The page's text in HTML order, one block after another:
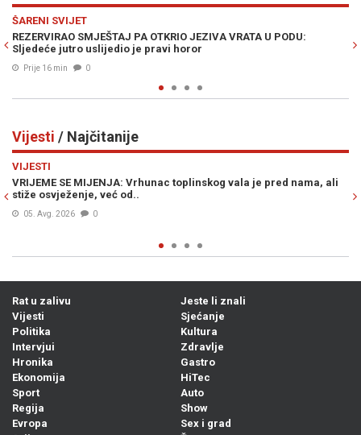
SVIJET
IZRAELSKI AKTIVISTI OPKOLILI SMOTRICHEVU
u crveno i optužili ga za nasilje nad Palestincima
Prije 26 min
Previous
Vijesti / Najčitanije
nama, ali
ŠOKANTNE INFORMACIJE OSA-e: U BiH se nalaze dvije
plaćenih UBICA, čekaju naredbe od...
05. Avg. 2026
Rat u zalivu
Vijesti
Politika
Intervjui
Hronika
Ekonomija
Sport
Regija
Evropa
Jeste li znali
Sjećanje
Kultura
Zdravlje
Gastro
HiTec
Auto
Show
Sex i grad